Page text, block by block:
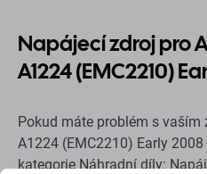
Napájecí zdroj pro
A1224 (EMC2210)
Pokud máte problém s vaším
A1224 (EMC2210) Early
kategorie Náhradní díly: